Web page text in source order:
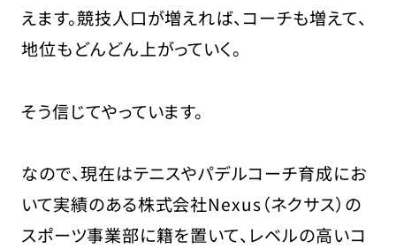
えます。競技人口が増えれば、コーチも増えて、
地位もどんどん上がっていく。
そう信じてやっています。
なので、現在はテニスやパデルコーチ育成にお
いて実績のある株式会社Nexus（ネクサス）の
スポーツ事業部に籍を置いて、レベルの高いコ